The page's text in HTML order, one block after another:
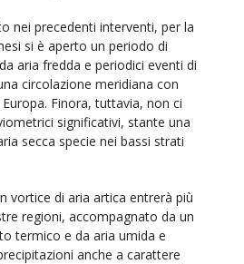
nei precedenti interventi, per la
si è aperto un periodo di
aria fredda e periodici eventi di
circolazione meridiana con
Finora, tuttavia, non ci
significativi, stante una
secca specie nei bassi strati
vortice di aria artica entrerà più
regioni, accompagnato da un
termico e da aria umida e
anche a carattere